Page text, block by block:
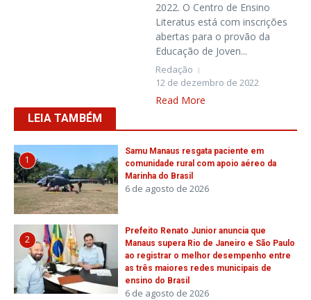
2022. O Centro de Ensino
Literatus está com inscrições
abertas para o provão da
Educação de Joven...
Redação
12 de dezembro de 2022
Read More
LEIA TAMBÉM
1
Samu Manaus resgata paciente em
comunidade rural com apoio aéreo da
Marinha do Brasil
6 de agosto de 2026
2
Prefeito Renato Junior anuncia que
Manaus supera Rio de Janeiro e São Paulo
ao registrar o melhor desempenho entre
as três maiores redes municipais de
ensino do Brasil
6 de agosto de 2026